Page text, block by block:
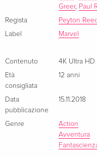
Greer, Paul
Regista
Peyton
Label
Marvel
Contenuto
4K Ultra HD
Età
consigliata
12 anni
Data
pubblicazione
15.11.2018
Genre
Action
Avventura